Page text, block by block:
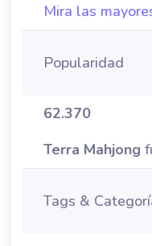
Mira las
Popularidad
62.370
Terra Mahjong
Tags &